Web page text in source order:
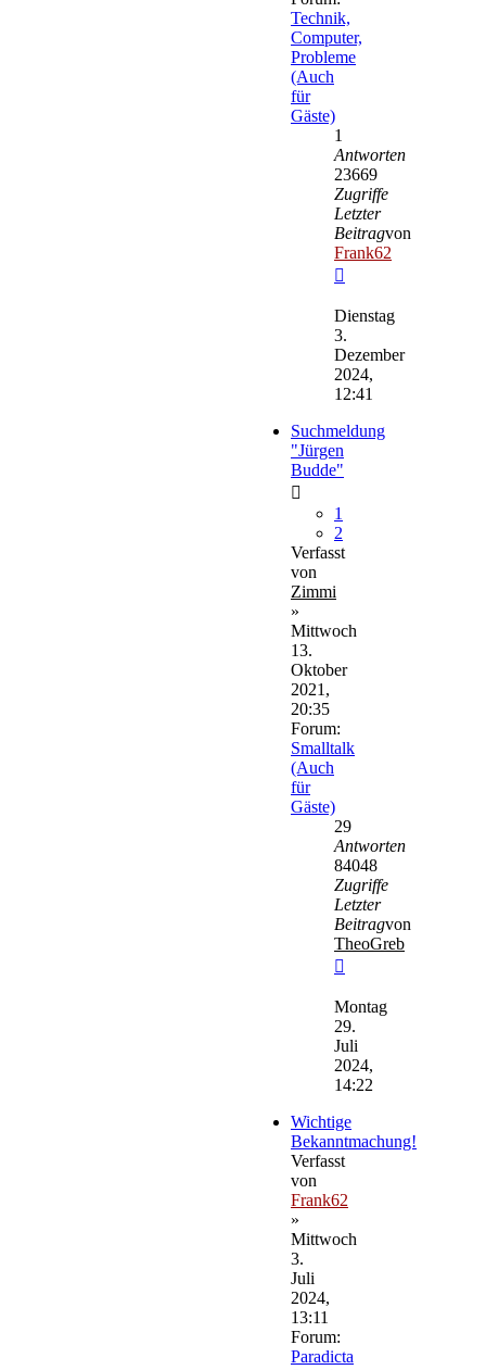
Technik,
Computer,
Probleme
(Auch
für
Gäste)
1
Antworten
23669
Zugriffe
Letzter
Beitragvon
Frank62
Beitrag
Dienstag
3.
Dezember
2024,
12:41
Suchmeldung
"Jürgen
Budde"
1
2
Verfasst
von
Zimmi
»
Mittwoch
13.
Oktober
2021,
20:35
Forum:
Smalltalk
(Auch
für
Gäste)
29
Antworten
84048
Zugriffe
Letzter
Beitragvon
TheoGreb
Beitrag
Montag
29.
Juli
2024,
14:22
Wichtige
Bekanntmachung!
Verfasst
von
Frank62
»
Mittwoch
3.
Juli
2024,
13:11
Forum:
Paradicta